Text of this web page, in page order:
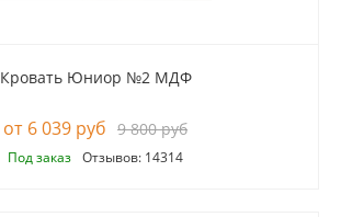
Кровать Юниор №2 МДФ
6 039 руб 9 800 руб
Под заказ Отзывов: 14314